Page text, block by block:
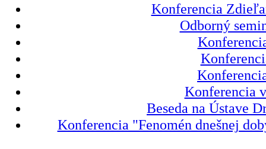
Konferencia
Odborný
Konferencia
Beseda na Ústave
Konferencia "Fenomén dnešnej